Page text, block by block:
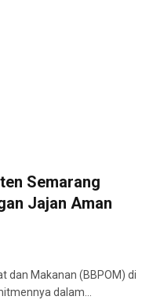
Semarang
Jajan Aman
dan Makanan (BBPOM) di
dalam…